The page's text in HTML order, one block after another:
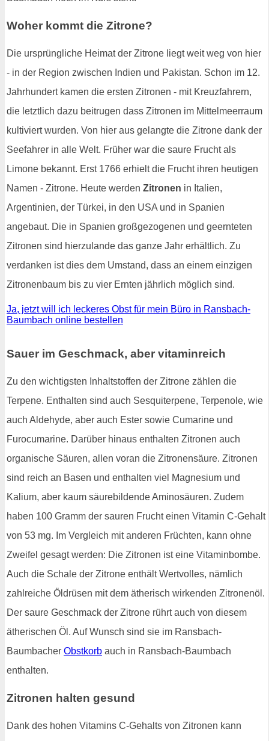
Woher kommt die Zitrone?
Die ursprüngliche Heimat der Zitrone liegt weit weg von hier
- in der Region zwischen Indien und Pakistan. Schon im 12.
Jahrhundert kamen die ersten Zitronen - mit Kreuzfahrern,
die letztlich dazu beitrugen dass Zitronen im Mittelmeerraum
kultiviert wurden. Von hier aus gelangte die Zitrone dank der
Seefahrer in alle Welt. Früher war die saure Frucht als
Limone bekannt. Erst 1766 erhielt die Frucht ihren heutigen
Namen - Zitrone. Heute werden Zitronen in Italien,
Argentinien, der Türkei, in den USA und in Spanien
angebaut. Die in Spanien großgezogenen und geernteten
Zitronen sind hierzulande das ganze Jahr erhältlich. Zu
verdanken ist dies dem Umstand, dass an einem einzigen
Zitronenbaum bis zu vier Ernten jährlich möglich sind.
Ja, jetzt will ich leckeres Obst für mein Büro in Ransbach-
Baumbach online bestellen
Sauer im Geschmack, aber vitaminreich
Zu den wichtigsten Inhaltstoffen der Zitrone zählen die
Terpene. Enthalten sind auch Sesquiterpene, Terpenole, wie
auch Aldehyde, aber auch Ester sowie Cumarine und
Furocumarine. Darüber hinaus enthalten Zitronen auch
organische Säuren, allen voran die Zitronensäure. Zitronen
sind reich an Basen und enthalten viel Magnesium und
Kalium, aber kaum säurebildende Aminosäuren. Zudem
haben 100 Gramm der sauren Frucht einen Vitamin C-Gehalt
von 53 mg. Im Vergleich mit anderen Früchten, kann ohne
Zweifel gesagt werden: Die Zitronen ist eine Vitaminbombe.
Auch die Schale der Zitrone enthält Wertvolles, nämlich
zahlreiche Öldrüsen mit dem ätherisch wirkenden Zitronenöl.
Der saure Geschmack der Zitrone rührt auch von diesem
ätherischen Öl. Auf Wunsch sind sie im Ransbach-
Baumbacher Obstkorb auch in Ransbach-Baumbach
enthalten.
Zitronen halten gesund
Dank des hohen Vitamins C-Gehalts von Zitronen kann